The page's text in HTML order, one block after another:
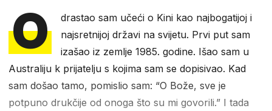
O
drastao sam učeći o Kini kao najbogatijoj i
najsretnijoj državi na svijetu. Prvi put sam
izašao iz zemlje 1985. godine. Išao sam u
Australiju k prijatelju s kojima sam se dopisivao. Kad
sam došao tamo, pomislio sam: “O Bože, sve je
potpuno drukčije od onoga što su mi govorili.” I tada